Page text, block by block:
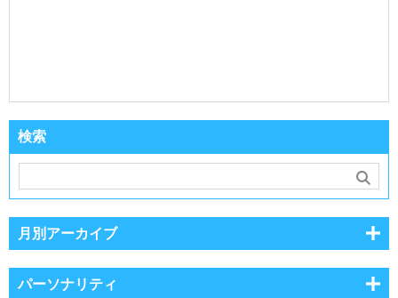
検索
月別アーカイブ
パーソナリティ